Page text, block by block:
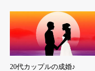
20代カップルの成婚♪